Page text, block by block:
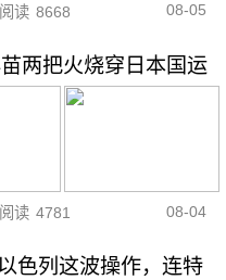
阅读 8668 08-05
两把火烧穿日本国运
阅读 4781 08-04
色列这波操作，连特